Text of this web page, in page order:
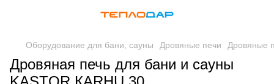
Оборудование для бани, сауны Дровяные печи Дровяные
Дровяная печь для бани и сауны